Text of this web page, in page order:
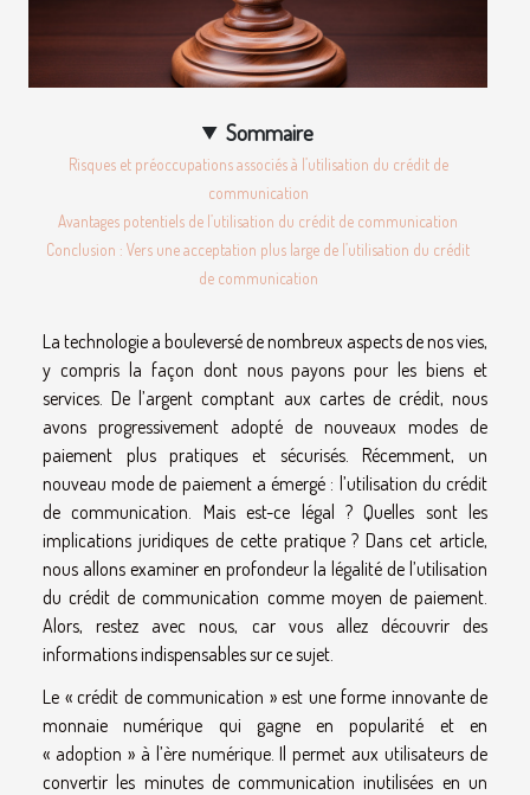
Sommaire
Risques et préoccupations associés à l’utilisation du crédit de
communication
Avantages potentiels de l’utilisation du crédit de communication
Conclusion : Vers une acceptation plus large de l’utilisation du crédit
de communication
La technologie a bouleversé de nombreux aspects de nos vies,
y compris la façon dont nous payons pour les biens et
services. De l’argent comptant aux cartes de crédit, nous
avons progressivement adopté de nouveaux modes de
paiement plus pratiques et sécurisés. Récemment, un
nouveau mode de paiement a émergé : l’utilisation du crédit
de communication. Mais est-ce légal ? Quelles sont les
implications juridiques de cette pratique ? Dans cet article,
nous allons examiner en profondeur la légalité de l’utilisation
du crédit de communication comme moyen de paiement.
Alors, restez avec nous, car vous allez découvrir des
informations indispensables sur ce sujet.
Le « crédit de communication » est une forme innovante de
monnaie numérique qui gagne en popularité et en
« adoption » à l’ère numérique. Il permet aux utilisateurs de
convertir les minutes de communication inutilisées en un